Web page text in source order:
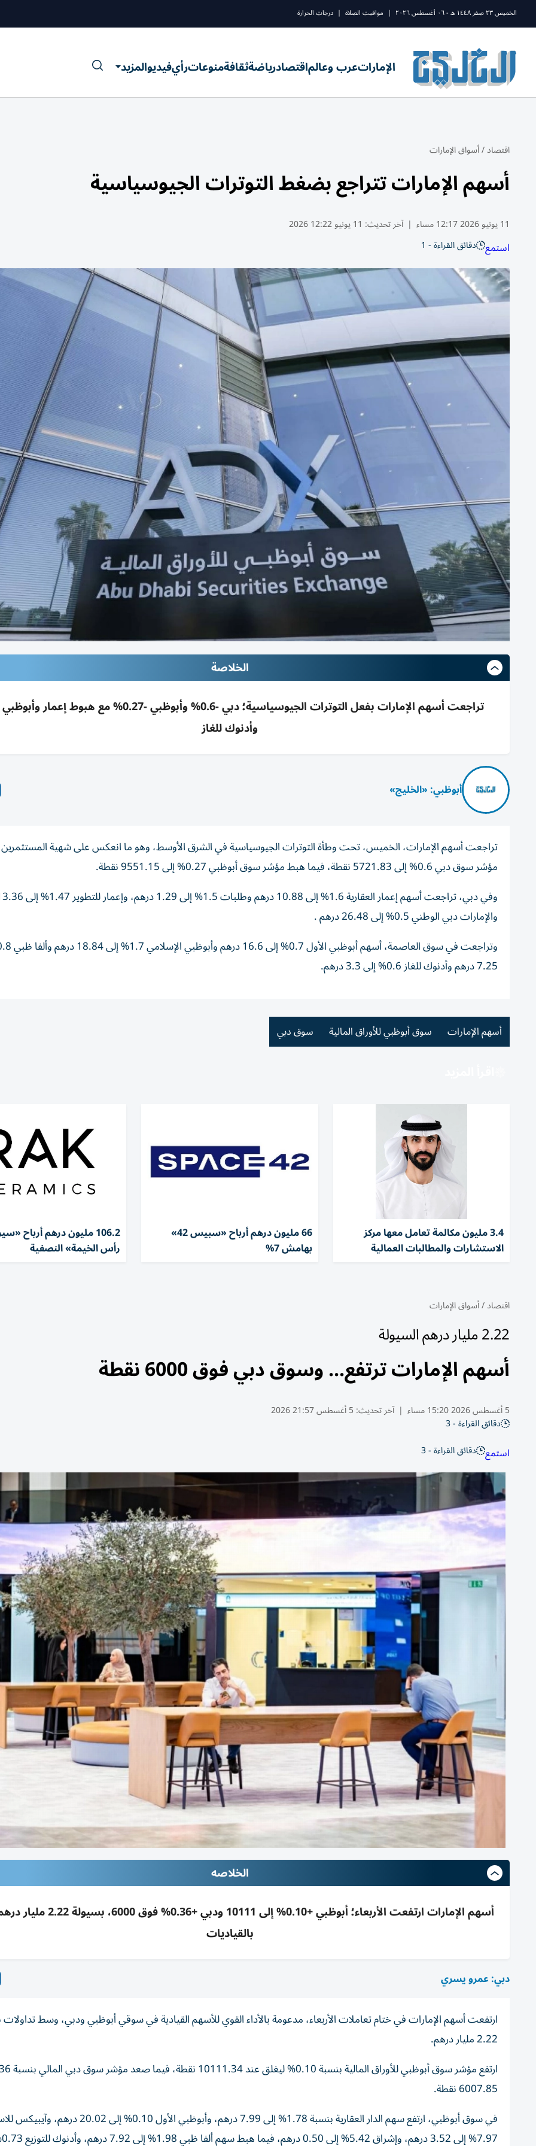
الخميس ٢٣ صفر ١٤٤٨ ه - ٠٦ أغسطس ٢٠٢٦ | مواقيت الصلاة | درجات الحرارة
الإماراتعرب وعالماقتصادرياضةثقافةمنوعاترأيفيديوالمزيد
اقتصاد/أسواق الإمارات
أسهم الإمارات تتراجع بضغط التوترات الجيوسياسية
11 يونيو 2026 12:17 مساء | آخر تحديث: 11 يونيو 12:22 2026
استمع دقائق القراءة - 1
الخلاصة
تراجعت أسهم الإمارات بفعل التوترات الجيوسياسية؛ دبي -0.6% وأبوظبي -0.27% مع هبوط
وأدنوك للغاز
أبوظبي: «الخليج»
تراجعت أسهم الإمارات، الخميس، تحت وطأة التوترات الجيوسياسية في الشرق الأوسط، وهو ما انعكس على شهية
مؤشر سوق دبي 0.6% إلى 5721.83 نقطة، فيما هبط مؤشر سوق أبوظبي 0.27% إلى 9551.15 نقطة.
والإمارات دبي الوطني 0.5% إلى 26.48 درهم .
7.25 درهم وأدنوك للغاز 0.6% إلى 3.3 درهم.
أسهم الإمارات سوق أبوظبي للأوراق المالية سوق دبي
3.4 مليون مكالمة تعامل معها مركز
الاستشارات والمطالبات العمالية
66 مليون درهم أرباح «سبيس 42»
بهامش 7%
106.2 مليون درهم أرباح
رأس الخيمة» النصفية
اقتصاد/أسواق الإمارات
2.22 مليار درهم السيولة
أسهم الإمارات ترتفع... وسوق دبي فوق 6000 نقطة
5 أغسطس 2026 15:20 مساء | آخر تحديث:5 أغسطس 21:57 2026
دقائق القراءة - 3
استمع دقائق القراءة - 3
الخلاصه
أسهم الإمارات ارتفعت الأربعاء؛ أبوظبي +0.10% إلى
بالقياديات
دبي: عمرو يسري
ارتفعت أسهم الإمارات في ختام تعاملات الأربعاء، مدعومة بالأداء القوي للأسهم القيادية في سوقي أبوظبي ودبي، وسط
2.22 مليار درهم.
6007.85 نقطة.
في سوق أبوظبي، ارتفع سهم الدار العقارية بنسبة 1.78% إلى 7.99 درهم، وأبوظبي الأول 0.10%
7.97%